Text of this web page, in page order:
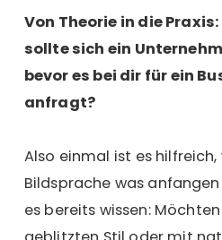
Von Theorie in die
sollte sich ein
bevor es bei dir für ein
anfragt?
Also einmal ist es
Bildsprache was
es bereits wissen: Möchten